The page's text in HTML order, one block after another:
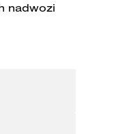
nadwozi